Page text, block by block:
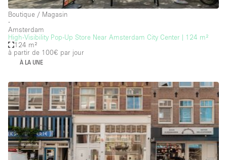
Atelier
Autre
Boutique / Magasin
Boutique en Partage
Bureaux
Camion / Fourgon
Boutique / Magasin
∙
Amsterdam
High-Visibility Pop-Up Store Near Amsterdam City Center | 124 m²
124 m²
à partir de 100€ par jour
À LA UNE